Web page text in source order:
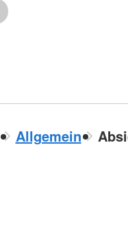
Allgemein